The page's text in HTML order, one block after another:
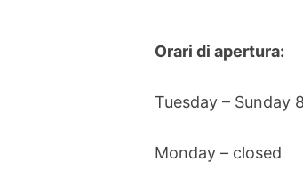
Orari di apertura:
Tuesday – Sunday
Monday – closed